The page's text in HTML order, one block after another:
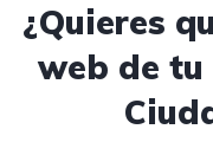
¿Quieres
web de tu